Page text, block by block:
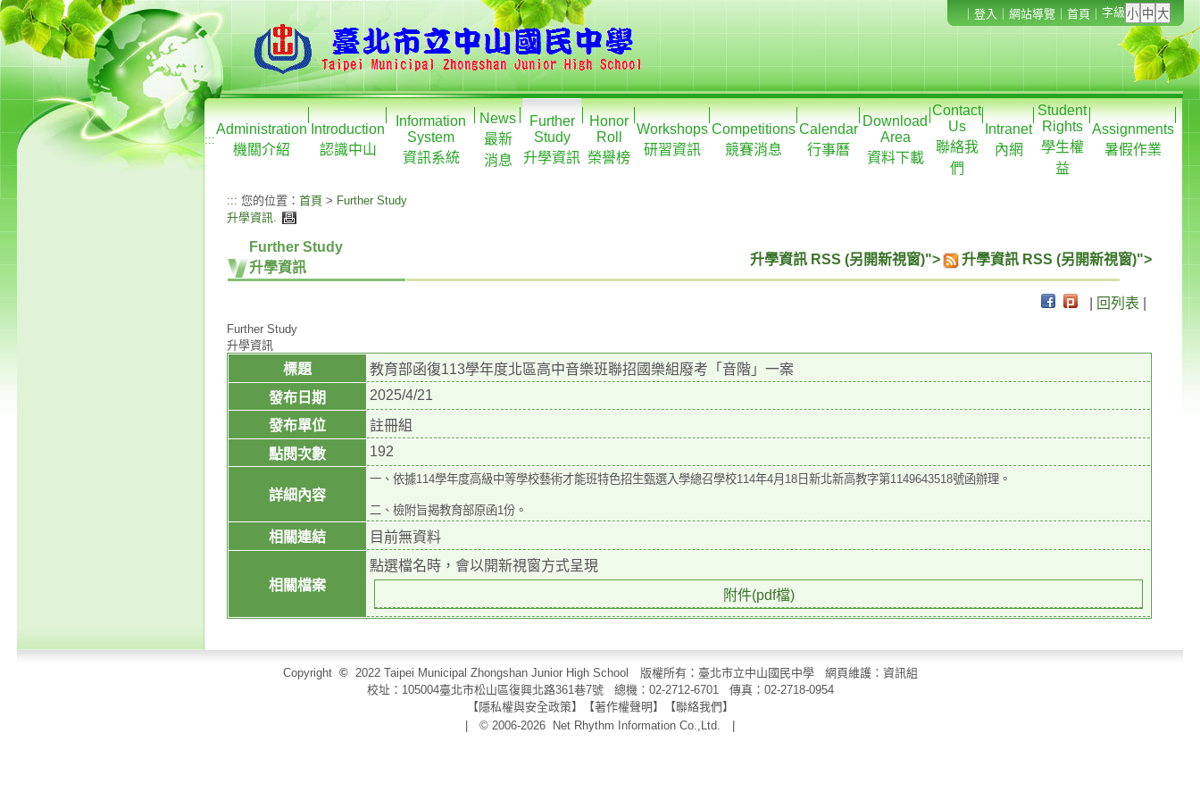
登入 網站導覽 首頁 字級
:::
Administration
機關介紹
Introduction
認識中山
Information
System
資訊系統
News
最新
消息
Further
Study
升學資訊
Honor
Roll
榮譽榜
Workshops
研習資訊
Competitions
競賽消息
Calendar
行事曆
Download
Area
資料下載
Contact
Us
聯絡我
們
Intranet
內網
Student
Rights
學生權
益
Assignments
暑假作業
::: 您的位置： 首頁 > Further Study
升學資訊.
Further Study
升學資訊
升學資訊 RSS (另開新視窗)"> 升學資訊 RSS (另開新視窗)">
回列表
Further Study
升學資訊
標題
教育部函復113學年度北區高中音樂班聯招國樂組廢考「音階」一案
發布日期
2025/4/21
發布單位
註冊組
點閱次數
192
詳細內容
一、依據114學年度高級中等學校藝術才能班特色招生甄選入學總召學校114年4月18日新北新高教字第1149643518號函辦理。
二、檢附旨揭教育部原函1份。
相關連結 目前無資料
相關檔案
點選檔名時，會以開新視窗方式呈現
附件(pdf檔)
Copyright © 2022 Taipei Municipal Zhongshan Junior High School 版權所有：臺北市立中山國民中學 網頁維護：資訊組
校址：105004臺北市松山區復興北路361巷7號 總機：02-2712-6701 傳真： 02-2718-0954
【隱私權與安全政策】【著作權聲明 】 【聯絡我們 】
| © 2006-2026
Net Rhythm Information Co.,Ltd.